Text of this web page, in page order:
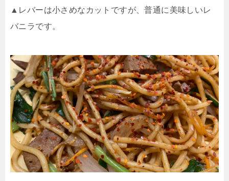
▲レバーは小さめなカットですが、普通に美味しいレ
バニラです。